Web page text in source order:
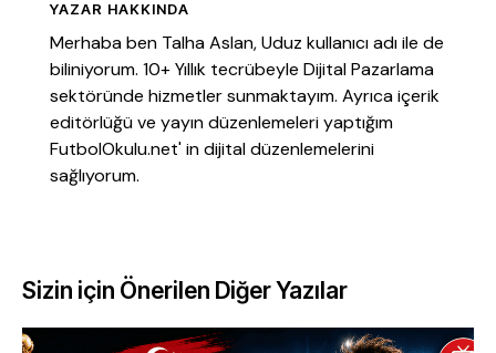
YAZAR HAKKINDA
Merhaba ben Talha Aslan, Uduz kullanıcı adı ile de
biliniyorum. 10+ Yıllık tecrübeyle Dijital Pazarlama
sektöründe hizmetler sunmaktayım. Ayrıca içerik
editörlüğü ve yayın düzenlemeleri yaptığım
FutbolOkulu.net' in dijital düzenlemelerini
sağlıyorum.
Sizin için Önerilen Diğer Yazılar